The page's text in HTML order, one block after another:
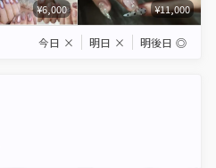
¥6,000 ¥11,000
今日 × 明日 × 明後日 ◎